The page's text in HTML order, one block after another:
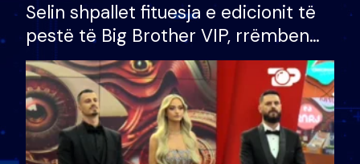
Selin shpallet fituesja e edicionit të
pestë të Big Brother VIP, rrëmben
çmimin e madh prej 100 mijë eurosh